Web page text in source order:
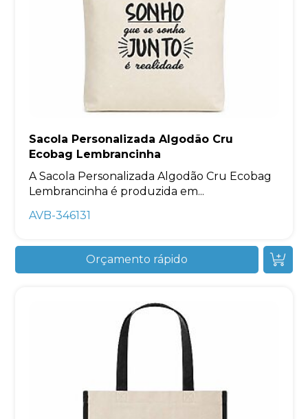
Sacola Personalizada Algodão Cru
Ecobag Lembrancinha
A Sacola Personalizada Algodão Cru Ecobag
Lembrancinha é produzida em...
AVB-346131
Orçamento rápido